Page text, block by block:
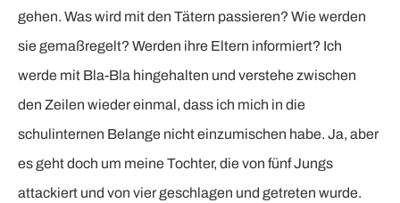
gehen. Was wird mit den Tätern passieren? Wie werden
sie gemaßregelt? Werden ihre Eltern informiert? Ich
werde mit Bla-Bla hingehalten und verstehe zwischen
den Zeilen wieder einmal, dass ich mich in die
schulinternen Belange nicht einzumischen habe. Ja, aber
es geht doch um meine Tochter, die von fünf Jungs
attackiert und von vier geschlagen und getreten wurde.